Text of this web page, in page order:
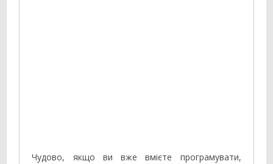
Чудово, якщо ви вже вмієте програмувати,